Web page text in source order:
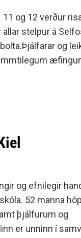
11 og 12 verður
stelpur á
og
og efnilegir
52 manna
þjálfurum og
er unninn í